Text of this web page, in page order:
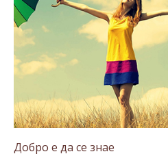
Добро е да се знае